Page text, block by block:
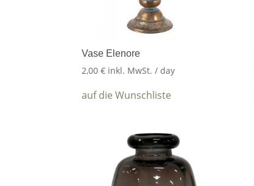
Vase Elenore
2,00€ inkl. MwSt. / day
auf die Wunschliste